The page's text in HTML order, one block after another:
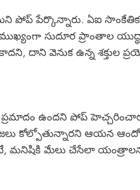
పోప్ పేర్కొన్నారు. ఏఐ
సుదూర ప్రాంతాల
దాని వెనుక ఉన్న శక్తుల
ప్రమాదం ఉందని పోప్
కోల్పోతున్నారని ఆయన
మనిషికి మేలు చేసేలా